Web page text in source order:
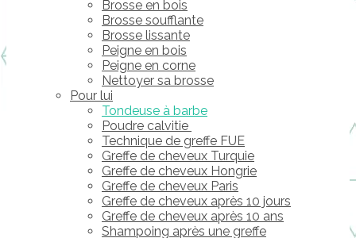
Brosse en bois
Brosse soufflante
Brosse lissante
Peigne en bois
Peigne en corne
Nettoyer sa brosse
Pour lui
Tondeuse à barbe
Poudre calvitie
Technique de greffe FUE
Greffe de cheveux Turquie
Greffe de cheveux Hongrie
Greffe de cheveux Paris
Greffe de cheveux après 10 jours
Greffe de cheveux après 10 ans
Shampoing après une greffe